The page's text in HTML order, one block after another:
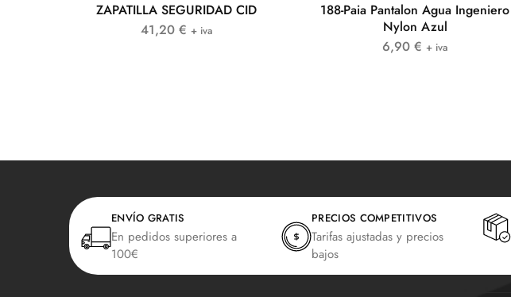
ZAPATILLA SEGURIDAD CID
41,20 € + iva
188-Paia Pantalon Agua Ingeniero
Nylon Azul
6,90 € + iva
ENVÍO GRATIS
En pedidos superiores a
100€
PRECIOS COMPETITIVOS
Tarifas ajustadas y precios
bajos